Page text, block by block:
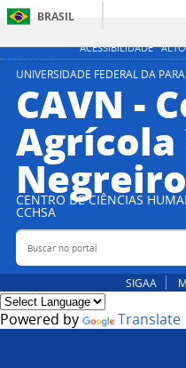
ACESSIBILIDADE
BRASIL
UNIVERSIDADE FEDERAL DA
CAVN -
Agrícola
CENTRO DE CIÊNCIAS
CCHSA
Buscar no portal
SIGAA
Powered by Translate